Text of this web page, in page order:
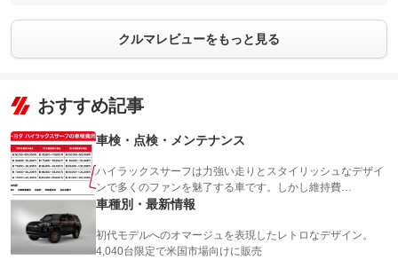
クルマレビューをもっと見る
おすすめ記事
車検・点検・メンテナンス
ハイラックスサーフは力強い走りとスタイリッシュなデザイ
ンで多くのファンを魅了する車です。しかし維持費…
車種別・最新情報
初代モデルへのオマージュを表現したレトロなデザイン。
4,040台限定で米国市場向けに販売